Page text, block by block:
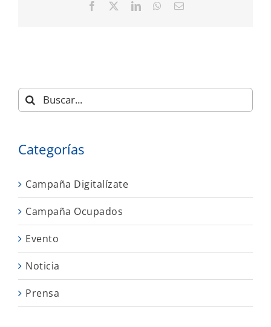
Facebook LinkedInWhatsApp
Correo
Buscar:
Categorías
Campaña Digitalízate
Campaña Ocupados
Evento
Noticia
Prensa